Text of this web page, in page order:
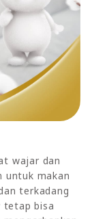
wajar dan
untuk makan
terkadang
tetap bisa